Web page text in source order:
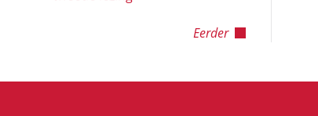
Eerder